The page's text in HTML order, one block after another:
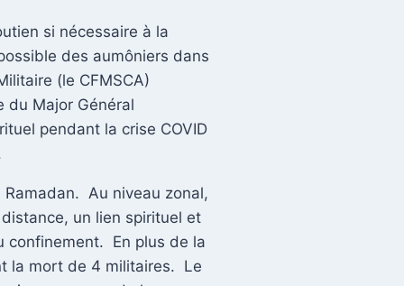
si nécessaire à la
des aumôniers dans
(le CFMSCA)
du Major Général
pendant la crise COVID
Au niveau zonal,
un lien spirituel et
confinement. En plus de la
la mort de 4 militaires. Le